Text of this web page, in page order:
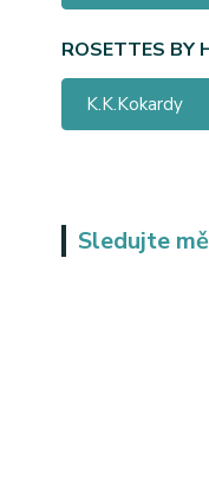
ROSETTES BY
K.K.Kokardy
Sledujte